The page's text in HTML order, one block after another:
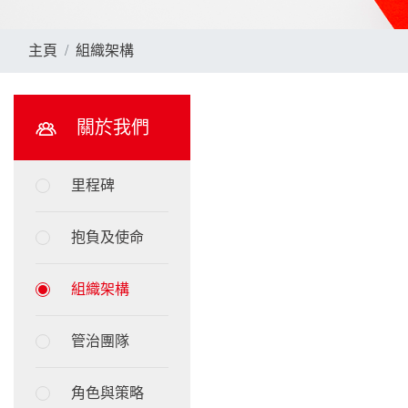
主頁 組織架構
關於我們
里程碑
抱負及使命
組織架構
管治團隊
角色與策略